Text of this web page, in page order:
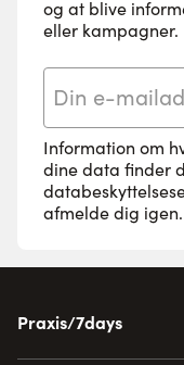
og at blive
eller kampagner.
Information om
dine data finder
afmelde dig igen.
Praxis/7days